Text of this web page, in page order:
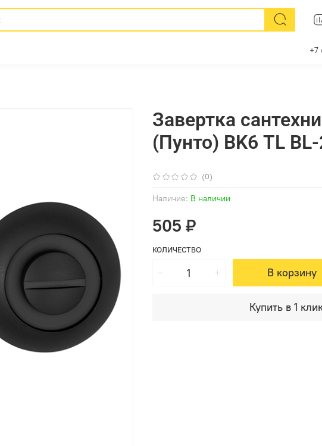
+7
(0)
Наличие: В наличии
Завертка
505 ₽
КОЛИЧЕСТВО
В корзину
Купить в 1